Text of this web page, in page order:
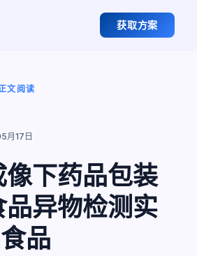
获取方案
文阅读
月17日
下药品包装
异物检测实
品